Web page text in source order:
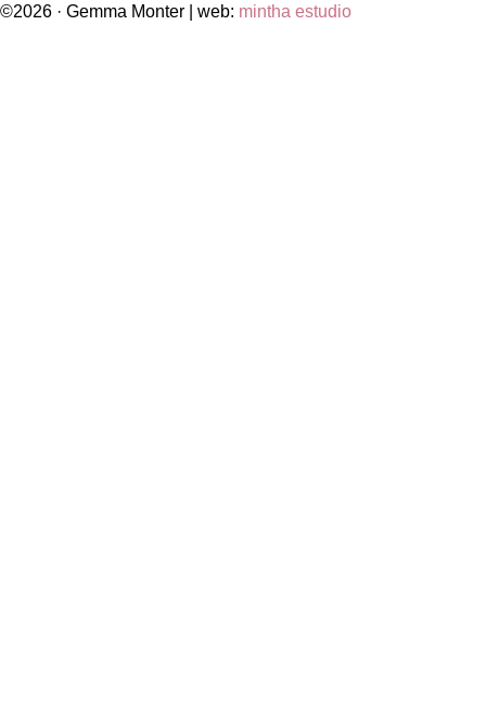
©2026 · Gemma Monter | web: mintha estudio